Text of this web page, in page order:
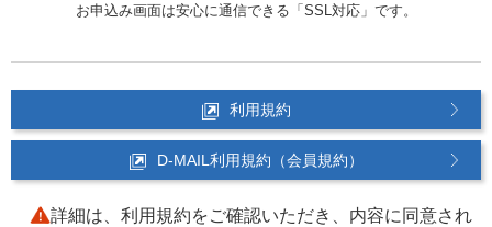
お申込み画面は安心に通信できる「SSL対応」です。
利用規約
D-MAIL利用規約（会員規約）
詳細は、利用規約をご確認いただき、内容に同意され